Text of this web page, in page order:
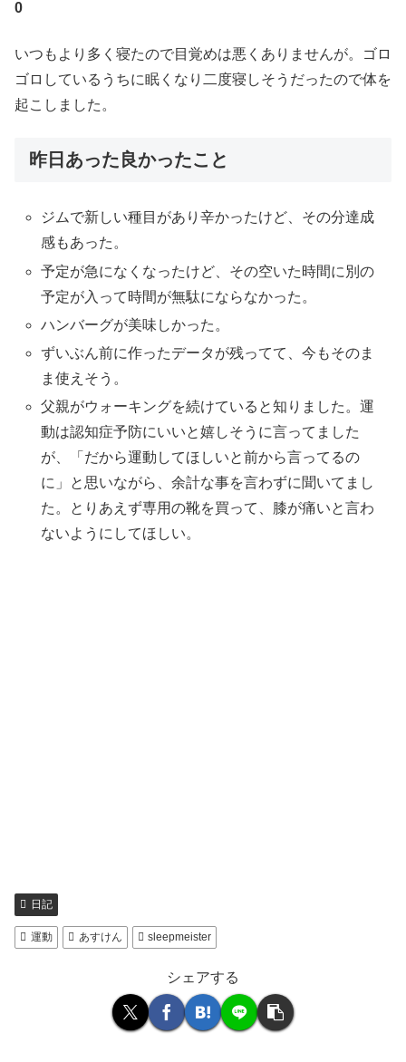
0
いつもより多く寝たので目覚めは悪くありませんが。ゴロ
ゴロしているうちに眠くなり二度寝しそうだったので体を
起こしました。
昨日あった良かったこと
ジムで新しい種目があり辛かったけど、その分達成
感もあった。
予定が急になくなったけど、その空いた時間に別の
予定が入って時間が無駄にならなかった。
ハンバーグが美味しかった。
ずいぶん前に作ったデータが残ってて、今もそのま
ま使えそう。
父親がウォーキングを続けていると知りました。運
動は認知症予防にいいと嬉しそうに言ってました
が、「だから運動してほしいと前から言ってるの
に」と思いながら、余計な事を言わずに聞いてまし
た。とりあえず専用の靴を買って、膝が痛いと言わ
ないようにしてほしい。
日記
運動 あすけん sleepmeister
シェアする